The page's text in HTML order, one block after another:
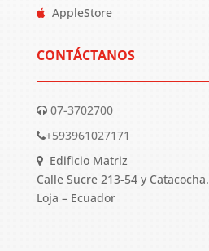
AppleStore
CONTÁCTANOS
07-3702700
+593961027171
Edificio Matriz
Calle Sucre 213-54 y Catacocha.
Loja – Ecuador